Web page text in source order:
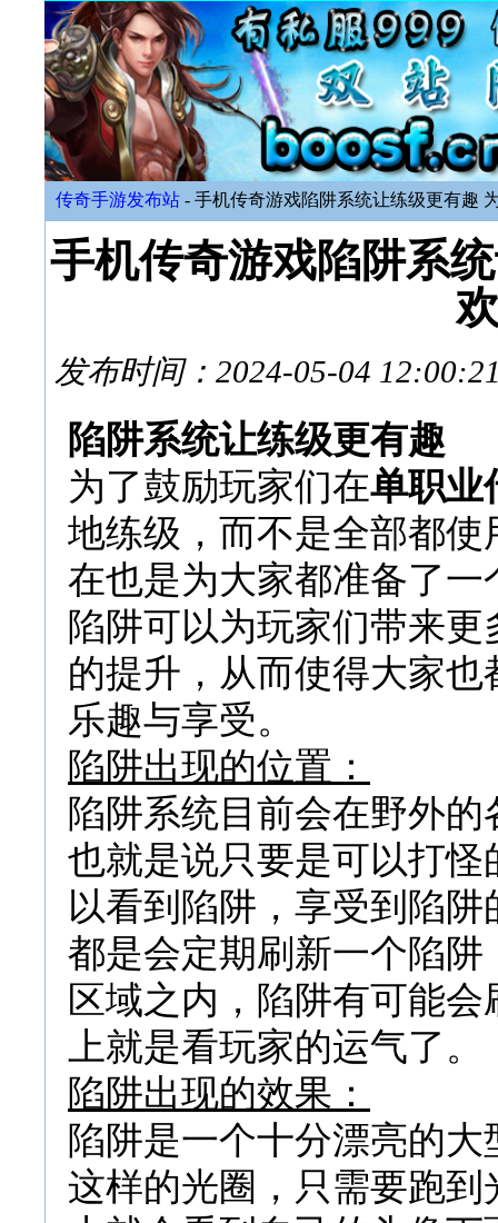
传奇手游发布站 - 手机传奇游戏陷阱系统让练级更有趣
手机传奇游戏陷阱系
发布时间：2024-05-04
陷阱系统让练级更有趣
为了鼓励玩家们在单职业
地练级，而不是全部都
在也是为大家都准备了一
陷阱可以为玩家们带来
的提升，从而使得大家
乐趣与享受。
陷阱出现的位置：
陷阱系统目前会在野外
也就是说只要是可以打
以看到陷阱，享受到陷
都是会定期刷新一个陷
区域之内，陷阱有可能
上就是看玩家的运气了。
陷阱出现的效果：
陷阱是一个十分漂亮的
这样的光圈，只需要跑